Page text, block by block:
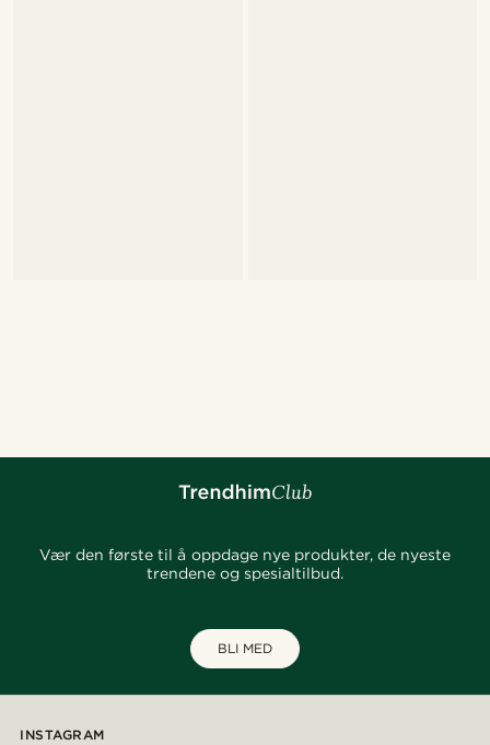
Vær den første til å oppdage nye produkter, de nyeste
trendene og spesialtilbud.
BLI MED
INSTAGRAM